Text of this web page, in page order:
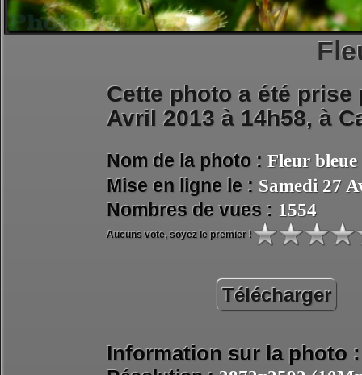
Cette photo a été
Avril 2013 à 14h58, à
Nom de la photo : Fleur bleue
Mise en ligne le : Samedi 27
Nombres de vues : 1554
Aucuns vote, soyez le premier !
Télécharger
Information sur la photo :